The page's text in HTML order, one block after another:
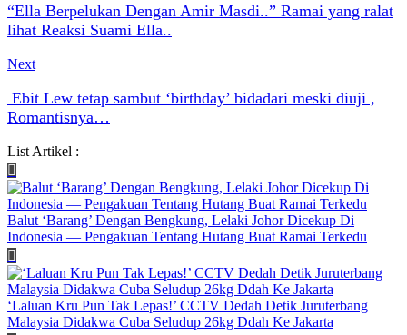
“Ella Berpelukan Dengan Amir Masdi..” Ramai yang ralat
lihat Reaksi Suami Ella..
Next
Ebit Lew tetap sambut ‘birthday’ bidadari meski diuji ,
Romantisnya…
List Artikel :
Balut ‘Barang’ Dengan Bengkung, Lelaki Johor Dicekup Di
Indonesia — Pengakuan Tentang Hutang Buat Ramai Terkedu
‘Laluan Kru Pun Tak Lepas!’ CCTV Dedah Detik Juruterbang
Malaysia Didakwa Cuba Seludup 26kg Ddah Ke Jakarta